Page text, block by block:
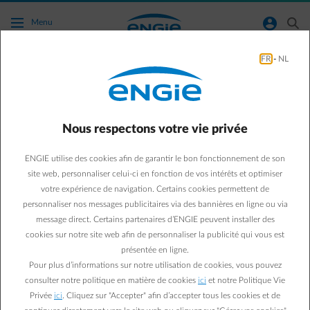
Accéder au contenu principal
Menu normal-account-circle search
Quand dois-je communiquer mon
déménagement ?
clé, notez les index d'électricité et/ou de gaz et communiquez-nous
toutes les données. Vous oubliez de le faire ? Nous vous envoyons
un rappel.
Un compteur numérique a été installé ? Vous ne devez alors plus
fournir ces données pour les énergies concernées. Nous avons
seulement besoin de la date de votre déménagement. Nous
recevrons les relevés de compteur directement du gestionnaire de
réseau à partir de cette date.
Vous venez de déménager ?
Dans ce cas, transmettez nous vos
FR - NL
Nous respectons votre vie privée
ENGIE utilise des cookies afin de garantir le bon fonctionnement de son
site web, personnaliser celui-ci en fonction de vos intérêts et optimiser
votre expérience de navigation. Certains cookies permettent de
personnaliser nos messages publicitaires via des bannières en ligne ou via
message direct. Certains partenaires d’ENGIE peuvent installer des
cookies sur notre site web afin de personnaliser la publicité qui vous est
présentée en ligne.
Pour plus d’informations sur notre utilisation de cookies, vous pouvez
consulter notre politique en matière de cookies ici et notre Politique Vie
Privée ici . Cliquez sur "Accepter" afin d’accepter tous les cookies et de